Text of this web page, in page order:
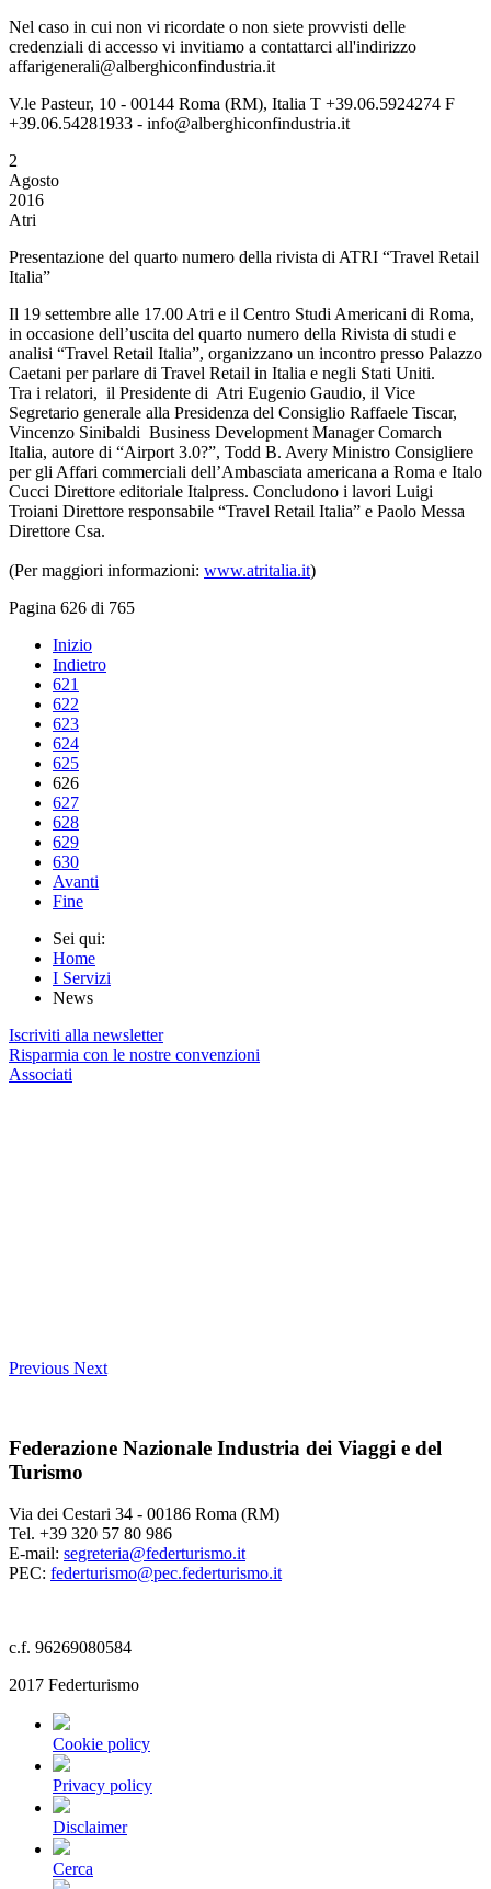
Nel caso in cui non vi ricordate o non siete provvisti delle
credenziali di accesso vi invitiamo a contattarci all'indirizzo
affarigenerali@alberghiconfindustria.it
V.le Pasteur, 10 - 00144 Roma (RM), Italia T +39.06.5924274 F
+39.06.54281933 - info@alberghiconfindustria.it
2
Agosto
2016
Atri
Presentazione del quarto numero della rivista di ATRI “Travel Retail
Italia”
Il 19 settembre alle 17.00 Atri e il Centro Studi Americani di Roma,
in occasione dell’uscita del quarto numero della Rivista di studi e
analisi “Travel Retail Italia”, organizzano un incontro presso Palazzo
Caetani per parlare di Travel Retail in Italia e negli Stati Uniti.
Tra i relatori, il Presidente di Atri Eugenio Gaudio, il Vice
Segretario generale alla Presidenza del Consiglio Raffaele Tiscar,
Vincenzo Sinibaldi Business Development Manager Comarch
Italia, autore di “Airport 3.0?”, Todd B. Avery Ministro Consigliere
per gli Affari commerciali dell’Ambasciata americana a Roma e Italo
Cucci Direttore editoriale Italpress. Concludono i lavori Luigi
Troiani Direttore responsabile “Travel Retail Italia” e Paolo Messa
Direttore Csa.
(Per maggiori informazioni: www.atritalia.it)
Pagina 626 di 765
Inizio
Indietro
621
622
623
624
625
626
627
628
629
630
Avanti
Fine
Sei qui:
Home
I Servizi
News
Iscriviti alla newsletter
Risparmia con le nostre convenzioni
Associati
Previous Next
Federazione Nazionale Industria dei Viaggi e del
Turismo
Via dei Cestari 34 - 00186 Roma (RM)
Tel. +39 320 57 80 986
E-mail: segreteria@federturismo.it
PEC: federturismo@pec.federturismo.it
c.f. 96269080584
2017 Federturismo
Cookie policy
Privacy policy
Disclaimer
Cerca